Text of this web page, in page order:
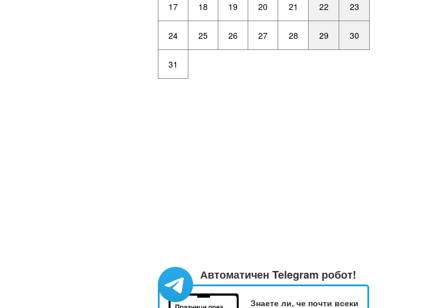
17 18 19 20 21 22 23
24 25 26 27 28 29 30
31
Автоматичен Telegram робот!
Знаете ли, че почти всеки